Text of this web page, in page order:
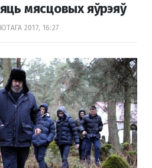
мясцовых яўрэяў
2017, 16:27